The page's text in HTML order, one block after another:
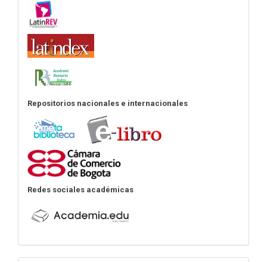
Repositorios nacionales e internacionales
Redes sociales académicas